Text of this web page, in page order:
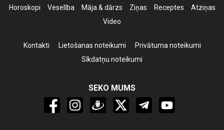
Horoskopi
Veselība Māja & dārzs Ziņas Receptes
Atziņas
Video
Kontakti Lietošanas noteikumi
Privātuma noteikumi
Sīkdatņu noteikumi
SEKO MUMS